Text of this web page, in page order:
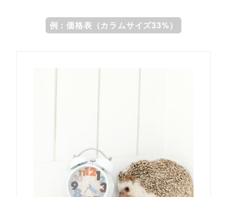
例：価格表（カラムサイズ33%）